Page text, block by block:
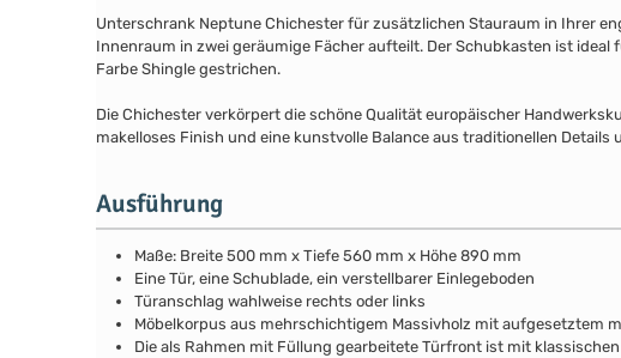
Unterschrank Neptune Chichester für zusätzlichen Stauraum in Ihrer
Innenraum in zwei geräumige Fächer aufteilt. Der Schubkasten ist
Farbe Shingle gestrichen.
Die Chichester verkörpert die schöne Qualität europäischer
makelloses Finish und eine kunstvolle Balance aus traditionellen Details
Ausführung
Maße: Breite 500 mm x Tiefe 560 mm x Höhe 890 mm
Eine Tür, eine Schublade, ein verstellbarer Einlegeboden
Türanschlag wahlweise rechts oder links
Möbelkorpus aus mehrschichtigem Massivholz mit aufgesetztem
Die als Rahmen mit Füllung gearbeitete Türfront ist mit